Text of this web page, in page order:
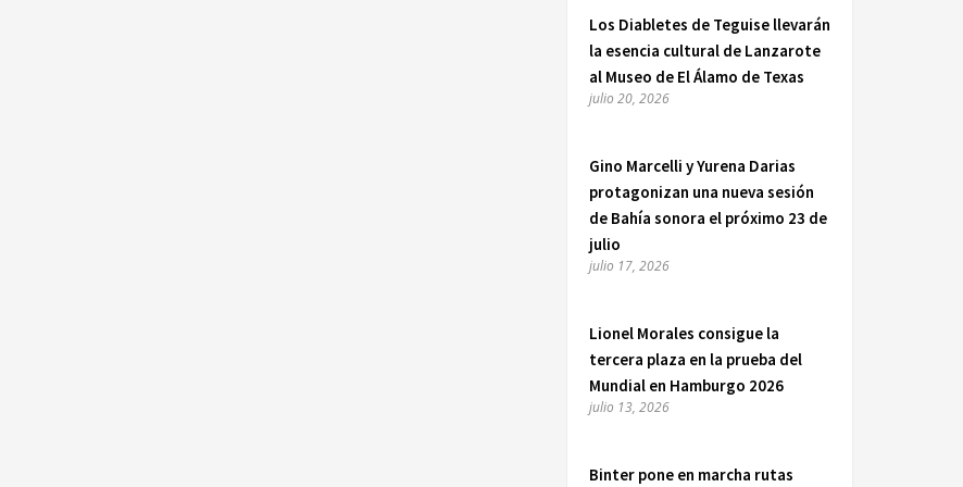
Los Diabletes de Teguise llevarán
la esencia cultural de Lanzarote
al Museo de El Álamo de Texas
julio 20, 2026
Gino Marcelli y Yurena Darias
protagonizan una nueva sesión
de Bahía sonora el próximo 23 de
julio
julio 17, 2026
Lionel Morales consigue la
tercera plaza en la prueba del
Mundial en Hamburgo 2026
julio 13, 2026
Binter pone en marcha rutas